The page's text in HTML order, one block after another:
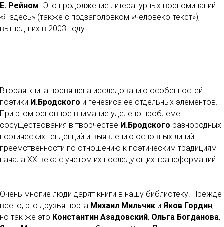
Е. Рейном . Это продолжение литературных воспоминаний
«Я здесь» (также с подзаголовком «человеко-текст»),
вышедших в 2003 году.
Вторая книга посвящена исследованию особенностей
поэтики И.Бродского и генезиса ее отдельных элементов.
При этом основное внимание уделено проблеме
сосуществования в творчестве И.Бродского разнородных
поэтических тенденций и выявлению основных линий
преемственности по отношению к поэтическим традициям
начала XX века с учетом их последующих трансформаций.
Очень многие люди дарят книги в нашу библиотеку. Прежде
всего, это друзья поэта Михаил Мильчик и Яков Гордин,
но так же это Константин Азадовский, Ольга Богданова,